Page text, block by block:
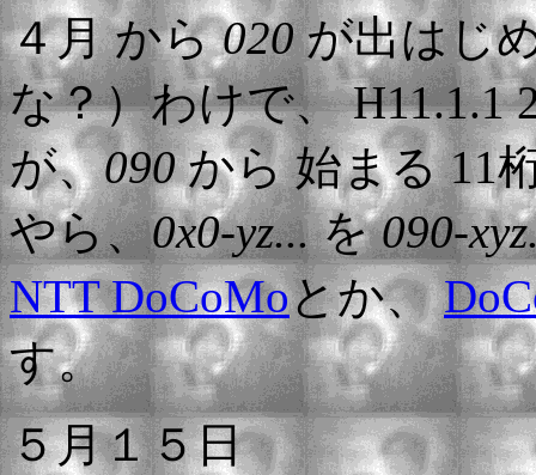
４月 から020 が出はじ
な？）わけで、 H11.1.1
が、090から 始まる 11
やら、0x0-yz...を090-
NTT DoCoMoとか、
す。
５月１５日